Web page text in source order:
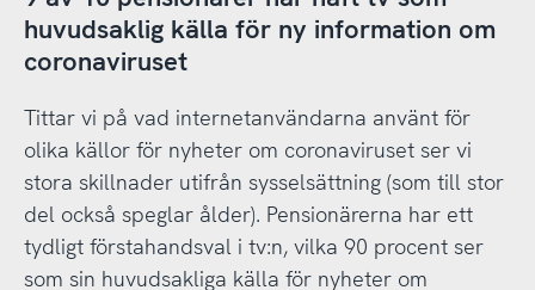
huvudsaklig källa för ny information om
coronaviruset
Tittar vi på vad internetanvändarna använt för
olika källor för nyheter om coronaviruset ser vi
stora skillnader utifrån sysselsättning (som till stor
del också speglar ålder). Pensionärerna har ett
tydligt förstahandsval i tv:n, vilka 90 procent ser
som sin huvudsakliga källa för nyheter om